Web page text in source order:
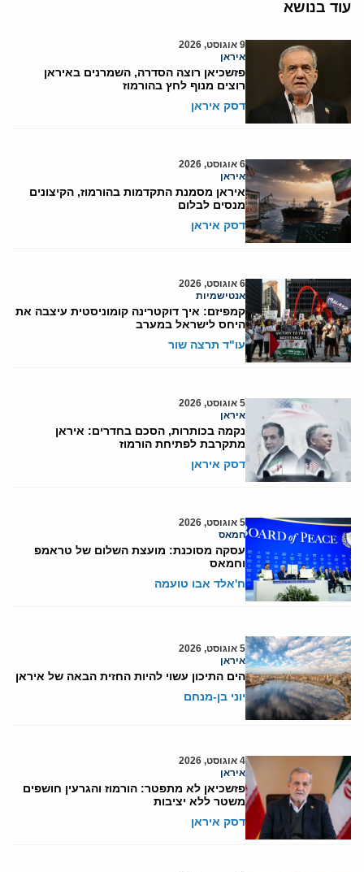
עוד בנושא
9 אוגוסט, 2026
איראן
פזשכיאן רוצה הסדרה, השמרנים באיראן
רוצים מנוף לחץ בהורמוז
דסק איראן
6 אוגוסט, 2026
איראן
איראן מסמנת התקדמות בהורמוז, הקיצונים
מנסים לבלום
דסק איראן
6 אוגוסט, 2026
אנטישמיות
קמפיזם: איך דוקטרינה קומוניסטית עיצבה את
היחס לישראל במערב
עו"ד תרצה שור
5 אוגוסט, 2026
איראן
נקמה בכותרות, הסכם בחדרים: איראן
מתקרבת לפתיחת הורמוז
דסק איראן
5 אוגוסט, 2026
חמאס
עסקה מסוכנת: מועצת השלום של טראמפ
וחמאס
ח'אלד אבו טועמה
5 אוגוסט, 2026
איראן
הים התיכון עשוי להיות החזית הבאה של איראן
יוני בן-מנחם
4 אוגוסט, 2026
איראן
פזשכיאן לא מתפטר: הורמוז והגרעין חושפים
משטר ללא יציבות
דסק איראן